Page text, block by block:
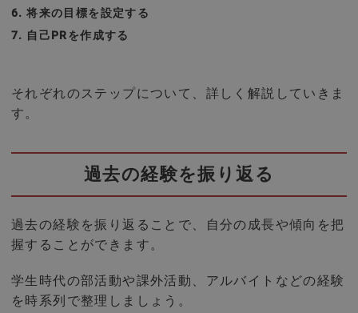
将来の目標を設定する
自己PRを作成する
それぞれのステップについて、詳しく解説していきま
す。
過去の経験を振り返る
過去の経験を振り返ることで、自分の成長や傾向を把
握することができます。
学生時代の部活動や課外活動、アルバイトなどの経験
を時系列で整理しましょう。